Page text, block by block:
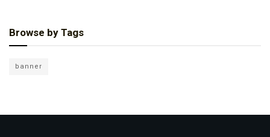
Browse by Tags
banner